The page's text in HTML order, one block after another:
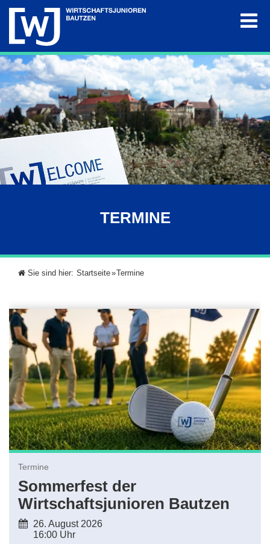
Die WJ
Termine
Projekte
Mitglieder
TERMINE
Sie sind hier: Startseite»Termine
Termine
Sommerfest der
Wirtschaftsjunioren Bautzen
26. August 2026
16:00 Uhr